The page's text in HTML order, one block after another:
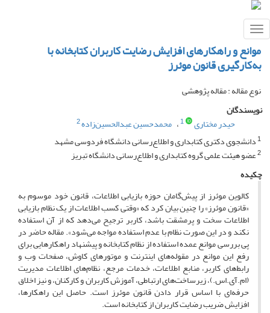
Toggle
navigation
موانع و راهکارهای افزایش رضایت کاربران کتابخانه با
به‌کارگیری قانون موئرز
نوع مقاله : مقاله پژوهشی
نویسندگان
حیدر مختاری
1 محمدحسین عبدالحسین‌زاده2
1دانشجوی دکتری کتابداری و اطلاع‌رسانی دانشگاه فردوسی مشهد
2عضو هیئت علمی گروه کتابداری و اطلاع‌رسانی دانشگاه تبریز
چکیده
کالوین موئرز از پیش‌گامان حوزه بازیابی اطلاعات، قانون خود موسوم به
«قانون موئرز» را چنین بیان کرد که «وقتی کسب اطلاعات از یک نظام بازیابی
اطلاعات سخت و پرمشقت باشد، کاربر ترجیح می‌دهد که از آن استفاده
نکند و در این صورت نظام با عدم استفاده مواجه می‌شود». مقاله حاضر در
پی بررسی موانع عمده استفاده از نظام کتابخانه و پیشنهاد راهکارهایی برای
رفع این موانع در مقوله‌های اینترنت و موتورهای کاوش، صفحات وب و
رابط‌های کاربر، منابع اطلاعات، خدمات مرجع، نظام‌های اطلاعات مدیریت
(ام.آی.اس.)، زیرساخت‌های ارتباطی، آموزش کاربران و کارکنان، و نیز اخلاق
حرفه‌ای با اساس قرار دادن قانون موئرز است. حاصل این راهکارها،
افزایش ضریب رضایت کاربران از کتابخانه است.